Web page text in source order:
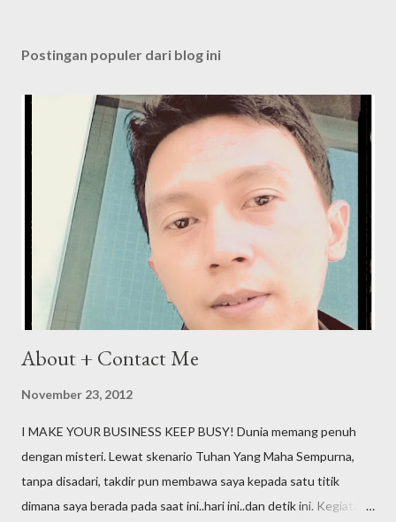
Postingan populer dari blog ini
About + Contact Me
November 23, 2012
I MAKE YOUR BUSINESS KEEP BUSY! Dunia memang penuh
dengan misteri. Lewat skenario Tuhan Yang Maha Sempurna,
tanpa disadari, takdir pun membawa saya kepada satu titik
dimana saya berada pada saat ini..hari ini..dan detik ini. Kegiatan